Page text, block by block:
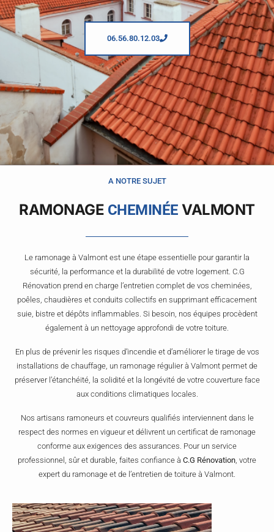
06.56.80.12.03
A NOTRE SUJET
RAMONAGE CHEMINÉE VALMONT
Le ramonage à Valmont est une étape essentielle pour garantir la
sécurité, la performance et la durabilité de votre logement. C.G
Rénovation prend en charge l’entretien complet de vos cheminées,
poêles, chaudières et conduits collectifs en supprimant efficacement
suie, bistre et dépôts inflammables. Si besoin, nos équipes procèdent
également à un nettoyage approfondi de votre toiture.
En plus de prévenir les risques d’incendie et d’améliorer le tirage de vos
installations de chauffage, un ramonage régulier à Valmont permet de
préserver l’étanchéité, la solidité et la longévité de votre couverture face
aux conditions climatiques locales.
Nos artisans ramoneurs et couvreurs qualifiés interviennent dans le
respect des normes en vigueur et délivrent un certificat de ramonage
conforme aux exigences des assurances. Pour un service
professionnel, sûr et durable, faites confiance à C.G Rénovation, votre
expert du ramonage et de l’entretien de toiture à Valmont.